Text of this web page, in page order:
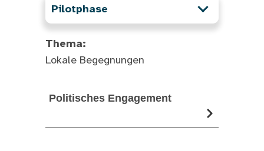
Pilotphase
Thema:
Lokale Begegnungen
Politisches Engagement